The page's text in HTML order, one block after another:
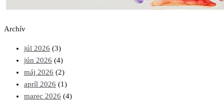
Archív
júl 2026 (3)
jún 2026 (4)
máj 2026 (2)
apríl 2026 (1)
marec 2026 (4)